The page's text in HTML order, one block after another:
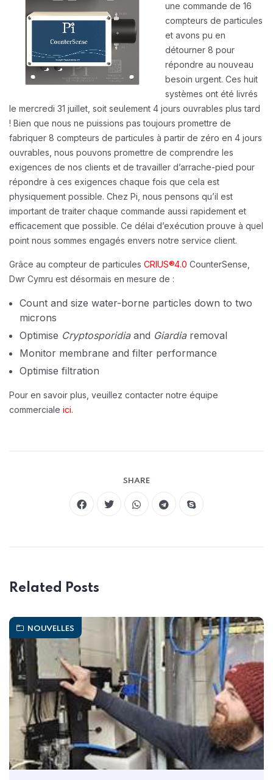
une commande de 16
compteurs de particules
et avons pu en
détourner 8 pour
répondre au nouveau
besoin urgent. Ces huit
systèmes ont été livrés
le mercredi 31 juillet, soit seulement 4 jours ouvrables plus tard
! Bien que nous ne puissions pas toujours promettre de
fabriquer 8 compteurs de particules à partir de zéro en 4 jours
ouvrables, nous pouvons promettre de comprendre les
exigences de nos clients et de travailler d’arrache-pied pour
répondre à ces exigences chaque fois que cela est
physiquement possible. Chez Pi, nous pensons qu’il est
important de traiter chaque commande aussi rapidement et
efficacement que possible. Ce délai d’exécution prouve à quel
point nous sommes engagés envers notre service client.
Grâce au compteur de particules CRIUS®4.0 CounterSense,
Dwr ​​Cymru est désormais en mesure de :
Count and size water-borne particles down to two
microns
Optimise Cryptosporidiaand Giardiaremoval
Monitor membrane and filter performance
Optimise filtration
Pour en savoir plus, veuillez contacter notre équipe
commerciale ici.
SHARE
Related Posts
NOUVELLES